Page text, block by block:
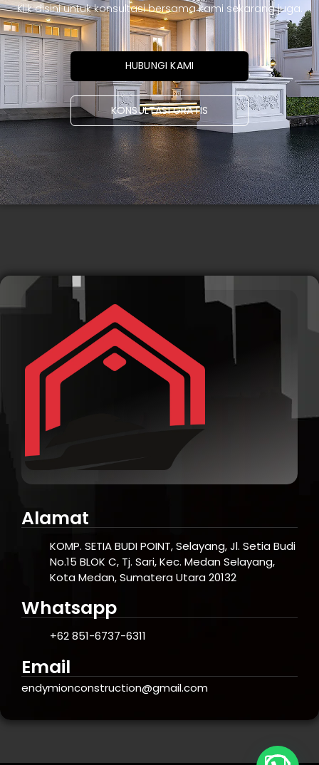
Klik disini untuk konsultasi bersama kami sekarang juga.
HUBUNGI KAMI
KONSULTASI GRATIS
Alamat
KOMP. SETIA BUDI POINT, Selayang, Jl. Setia Budi
No.15 BLOK C, Tj. Sari, Kec. Medan Selayang,
Kota Medan, Sumatera Utara 20132
Whatsapp
+62 851-6737-6311
Email
endymionconstruction@gmail.com